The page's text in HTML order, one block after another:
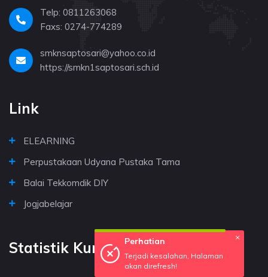
Telp: 0811263068
Faxs: 0274-774289
smknsaptosari@yahoo.co.id
https://smkn1saptosari.sch.id
Link
ELEARNING
Perpustakaan Udyana Pustaka Tama
Balai Tekkomdik DIY
Jogjabelajar
Statistik Kunjungan
Perhatian